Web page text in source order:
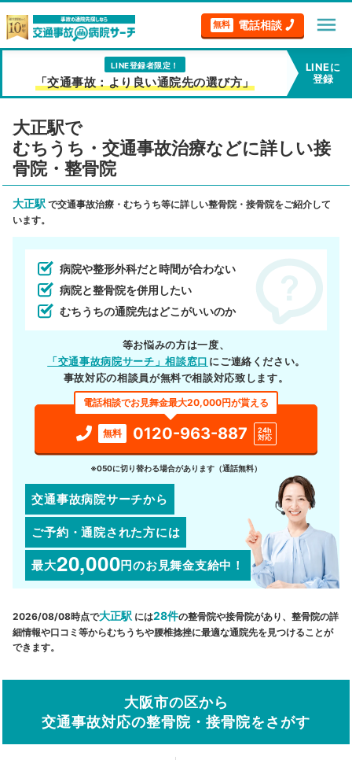
無料 電話相談 menu
LINE登録者限定！
「交通事故：より良い通院先の選び方」
LINEに
登録
大正駅で
むちうち・交通事故治療などに詳しい接
骨院・整骨院
大正駅 で交通事故治療・むちうち等に詳しい整骨院・接骨院をご紹介して
います。
病院や整形外科だと時間が合わない
病院と整骨院を併用したい
むちうちの通院先はどこがいいのか
等お悩みの方は一度、
「交通事故病院サーチ」相談窓口 にご連絡ください。
事故対応の相談員が無料で相談対応致します。
電話相談でお見舞金最大20,000円が貰える
無料 0120-963-887
24h
対応
※050に切り替わる場合があります（通話無料）
交通事故病院サーチから
ご予約・通院された方には
最大20,000円のお見舞金支給中！
2026/08/08時点で大正駅 には28件の整骨院や接骨院があり、整骨院の詳
細情報や口コミ等からむちうちや腰椎捻挫に最適な通院先を見つけることが
できます。
大阪市の区から
交通事故対応の整骨院・接骨院をさがす